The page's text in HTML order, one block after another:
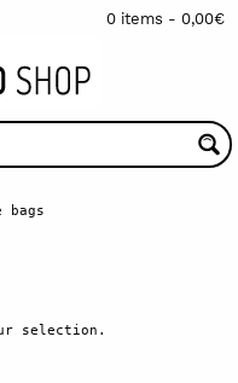
0 items - 0,00€
bags
selection.